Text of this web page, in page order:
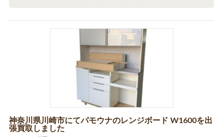
神奈川県川崎市にてパモウナのレンジボード W1600を出
張買取しました